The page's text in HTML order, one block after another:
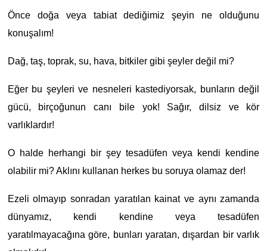
Önce doğa veya tabiat dediğimiz şeyin ne olduğunu
konuşalım!
Dağ, taş, toprak, su, hava, bitkiler gibi şeyler değil mi?
Eğer bu şeyleri ve nesneleri kastediyorsak, bunların değil
gücü, birçoğunun canı bile yok! Sağır, dilsiz ve kör
varlıklardır!
O halde herhangi bir şey tesadüfen veya kendi kendine
olabilir mi? Aklını kullanan herkes bu soruya olamaz der!
Ezeli olmayıp sonradan yaratılan kainat ve aynı zamanda
dünyamız, kendi kendine veya tesadüfen
yaratılmayacağına göre, bunları yaratan, dışardan bir varlık